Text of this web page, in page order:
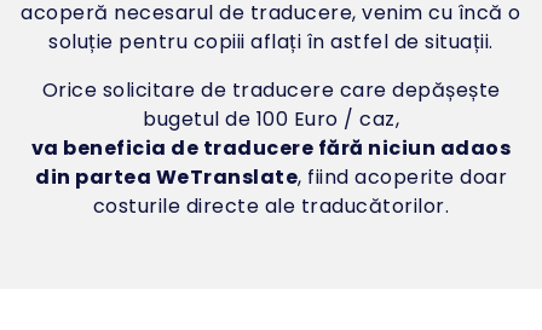
acoperă necesarul de traducere, venim cu încă o
soluție pentru copiii aflați în astfel de situații.
Orice solicitare de traducere care depășește
bugetul de 100 Euro / caz,
va beneficia de traducere fără niciun adaos
din partea WeTranslate, fiind acoperite doar
costurile directe ale traducătorilor.